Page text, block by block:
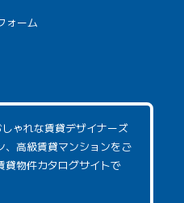
ォーム
ゃれな賃貸デザイナーズ
、高級賃貸マンションをご
貸物件カタログサイトで